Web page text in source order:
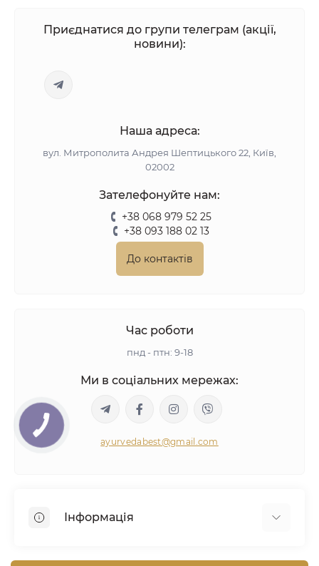
Приєднатися до групи телеграм (акції,
новини):
Наша адреса:
вул. Митрополита Андрея Шептицького 22, Київ,
02002
Зателефонуйте нам:
+38 068 979 52 25
+38 093 188 02 13
До контактів
Час роботи
пнд - птн: 9-18
Ми в соціальних мережах:
ayurvedabest@gmail.com
Інформація